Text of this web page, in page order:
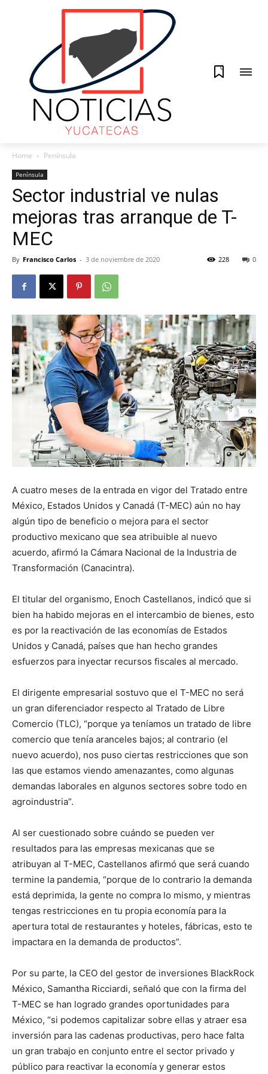
0
Home Península
Península
Sector industrial ve nulas
mejoras tras arranque de T-
MEC
By Francisco Carlos - 3 de noviembre de 2020 0
228
A cuatro meses de la entrada en vigor del Tratado entre
México, Estados Unidos y Canadá (T-MEC) aún no hay
algún tipo de beneficio o mejora para el sector
productivo mexicano que sea atribuible al nuevo
acuerdo, afirmó la Cámara Nacional de la Industria de
Transformación (Canacintra).
El titular del organismo, Enoch Castellanos, indicó que si
bien ha habido mejoras en el intercambio de bienes, esto
es por la reactivación de las economías de Estados
Unidos y Canadá, países que han hecho grandes
esfuerzos para inyectar recursos fiscales al mercado.
El dirigente empresarial sostuvo que el T-MEC no será
un gran diferenciador respecto al Tratado de Libre
Comercio (TLC), “porque ya teníamos un tratado de libre
comercio que tenía aranceles bajos; al contrario (el
nuevo acuerdo), nos puso ciertas restricciones que son
las que estamos viendo amenazantes, como algunas
demandas laborales en algunos sectores sobre todo en
agroindustria”.
Al ser cuestionado sobre cuándo se pueden ver
resultados para las empresas mexicanas que se
atribuyan al T-MEC, Castellanos afirmó que será cuando
termine la pandemia, “porque de lo contrario la demanda
está deprimida, la gente no compra lo mismo, y mientras
tengas restricciones en tu propia economía para la
apertura total de restaurantes y hoteles, fábricas, esto te
impactara en la demanda de productos”.
Por su parte, la CEO del gestor de inversiones BlackRock
México, Samantha Ricciardi, señaló que con la firma del
T-MEC se han logrado grandes oportunidades para
México, “si podemos capitalizar sobre ellas y atraer esa
inversión para las cadenas productivas, pero hace falta
un gran trabajo en conjunto entre el sector privado y
público para reactivar la economía y generar estos